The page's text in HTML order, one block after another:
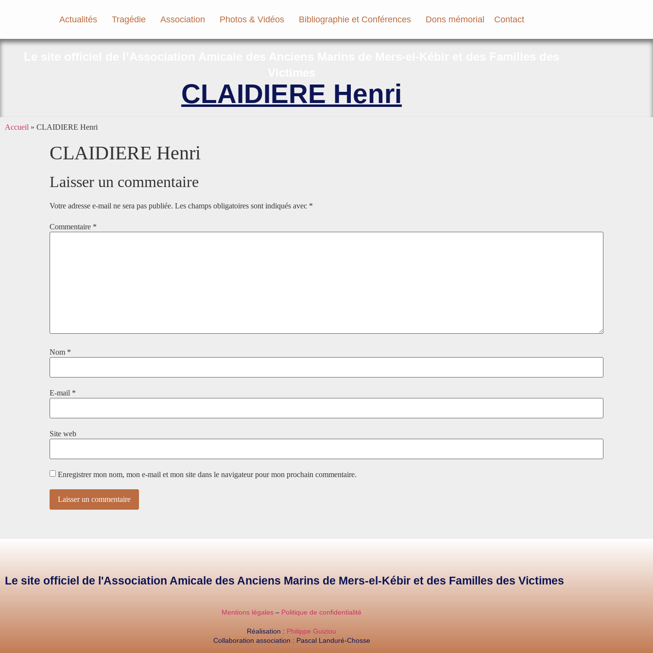
Actualités Tragédie Association Photos & Vidéos Bibliographie et Conférences Dons mémorial Contact
CLAIDIERE Henri
Accueil » CLAIDIERE Henri
CLAIDIERE Henri
Laisser un commentaire
Votre adresse e-mail ne sera pas publiée. Les champs obligatoires sont indiqués avec *
Commentaire *
Nom *
E-mail *
Site web
Enregistrer mon nom, mon e-mail et mon site dans le navigateur pour mon prochain commentaire.
Le site officiel de l'Association Amicale des Anciens Marins de Mers-el-Kébir et des Familles des Victimes
Mentions légales – Politique de confidentialité
Réalisation : Philippe Guiziou
Collaboration association : Pascal Landuré-Chosse